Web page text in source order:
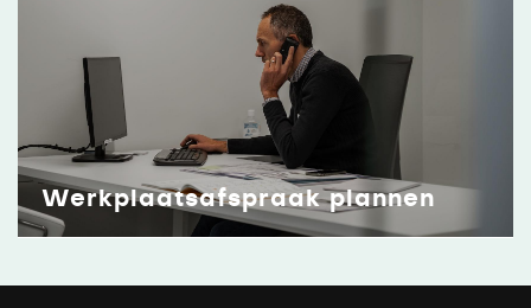
Werkplaatsafspraak plannen